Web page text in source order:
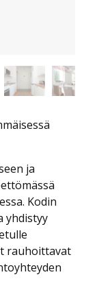
ja
Kodin
yhdistyy
rauhoittavat